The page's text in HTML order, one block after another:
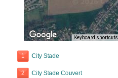
Keyboard shortcuts
1 City Stade
2 City Stade Couvert